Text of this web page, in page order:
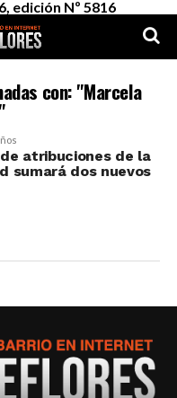
edición Nº 5816
con: "Marcela
atribuciones de la
sumará dos nuevos